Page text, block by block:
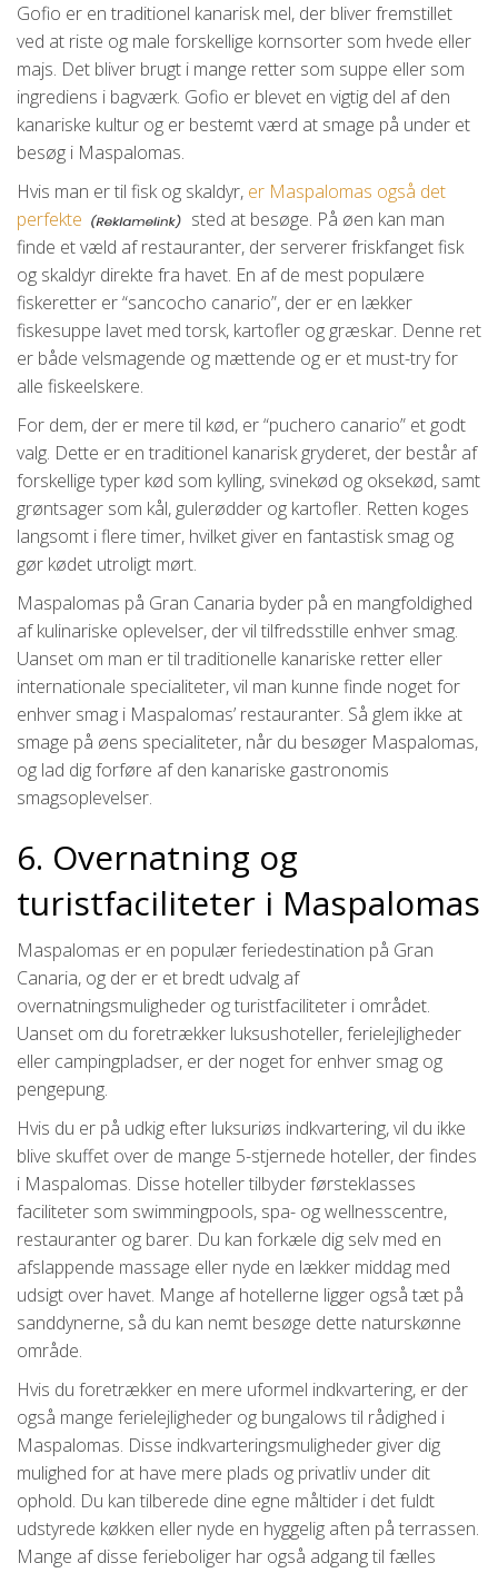
Gofio er en traditionel kanarisk mel, der bliver fremstillet
ved at riste og male forskellige kornsorter som hvede eller
majs. Det bliver brugt i mange retter som suppe eller som
ingrediens i bagværk. Gofio er blevet en vigtig del af den
kanariske kultur og er bestemt værd at smage på under et
besøg i Maspalomas.
Hvis man er til fisk og skaldyr, er Maspalomas også det
perfekte
sted at besøge. På øen kan man
finde et væld af restauranter, der serverer friskfanget fisk
og skaldyr direkte fra havet. En af de mest populære
fiskeretter er “sancocho canario”, der er en lækker
fiskesuppe lavet med torsk, kartofler og græskar. Denne ret
er både velsmagende og mættende og er et must-try for
alle fiskeelskere.
For dem, der er mere til kød, er “puchero canario” et godt
valg. Dette er en traditionel kanarisk gryderet, der består af
forskellige typer kød som kylling, svinekød og oksekød, samt
grøntsager som kål, gulerødder og kartofler. Retten koges
langsomt i flere timer, hvilket giver en fantastisk smag og
gør kødet utroligt mørt.
Maspalomas på Gran Canaria byder på en mangfoldighed
af kulinariske oplevelser, der vil tilfredsstille enhver smag.
Uanset om man er til traditionelle kanariske retter eller
internationale specialiteter, vil man kunne finde noget for
enhver smag i Maspalomas’ restauranter. Så glem ikke at
smage på øens specialiteter, når du besøger Maspalomas,
og lad dig forføre af den kanariske gastronomis
smagsoplevelser.
6. Overnatning og
turistfaciliteter i Maspalomas
Maspalomas er en populær feriedestination på Gran
Canaria, og der er et bredt udvalg af
overnatningsmuligheder og turistfaciliteter i området.
Uanset om du foretrækker luksushoteller, ferielejligheder
eller campingpladser, er der noget for enhver smag og
pengepung.
Hvis du er på udkig efter luksuriøs indkvartering, vil du ikke
blive skuffet over de mange 5-stjernede hoteller, der findes
i Maspalomas. Disse hoteller tilbyder førsteklasses
faciliteter som swimmingpools, spa- og wellnesscentre,
restauranter og barer. Du kan forkæle dig selv med en
afslappende massage eller nyde en lækker middag med
udsigt over havet. Mange af hotellerne ligger også tæt på
sanddynerne, så du kan nemt besøge dette naturskønne
område.
Hvis du foretrækker en mere uformel indkvartering, er der
også mange ferielejligheder og bungalows til rådighed i
Maspalomas. Disse indkvarteringsmuligheder giver dig
mulighed for at have mere plads og privatliv under dit
ophold. Du kan tilberede dine egne måltider i det fuldt
udstyrede køkken eller nyde en hyggelig aften på terrassen.
Mange af disse ferieboliger har også adgang til fælles